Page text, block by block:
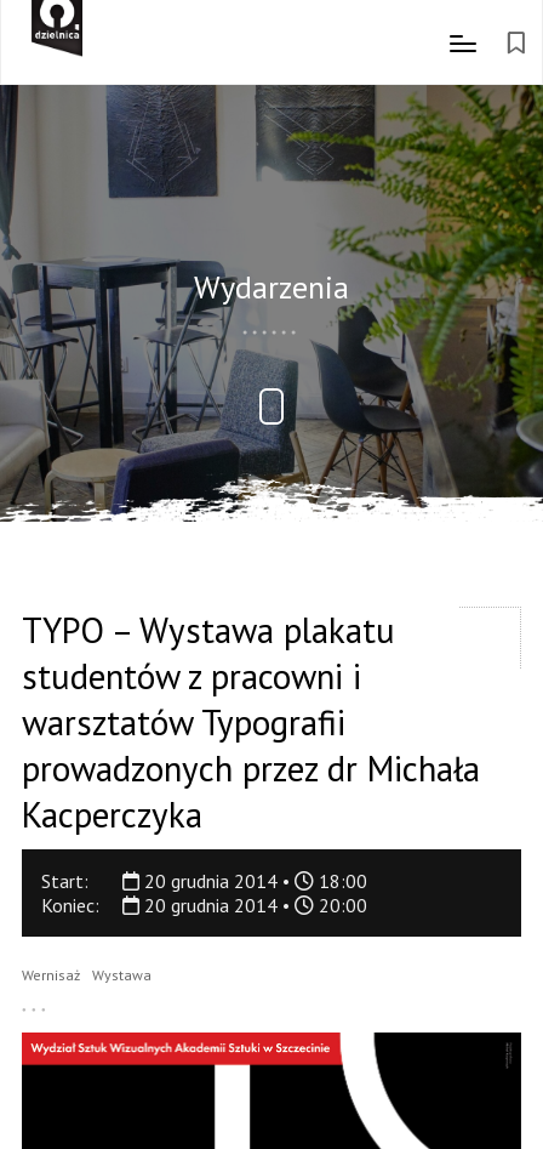
Wydarzenia
TYPO – Wystawa plakatu
studentów z pracowni i
warsztatów Typografii
prowadzonych przez dr Michała
Kacperczyka
Start: 20 grudnia 2014 •
18:00
Koniec:
20 grudnia 2014 • 20:00
Wernisaż Wystawa